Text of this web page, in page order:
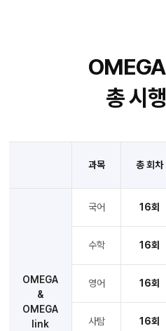
총 시
과목 총 회차
OMEGA
&
OMEGA
link
국어 16회
수학 16회
영어 16회
사탐 16회